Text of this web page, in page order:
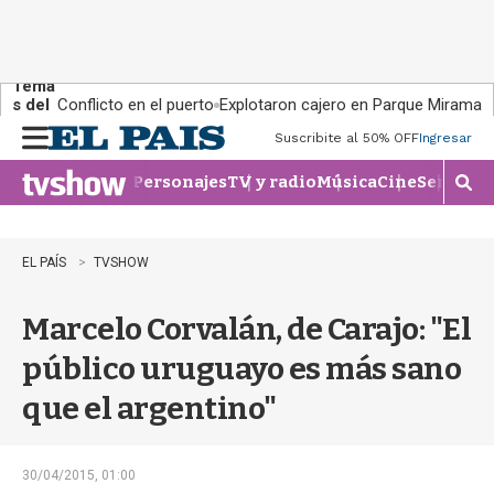
Tema
s del
día:
Conflicto en el puerto Explotaron cajero en Parque Miramar
n
u
Suscribite al 50% OFFIngresar
PersonajesTV y radioMúsicaCineSeries
M
o
r
b
EL PAÍS TVSHOW
Marcelo Corvalán, de Carajo: "El
público uruguayo es más sano
que el argentino"
30/04/2015, 01:00